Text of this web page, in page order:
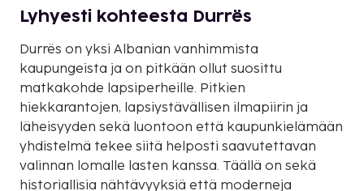
Lyhyesti kohteesta Durrës
Durrës on yksi Albanian vanhimmista
kaupungeista ja on pitkään ollut suosittu
matkakohde lapsiperheille. Pitkien
hiekkarantojen, lapsiystävällisen ilmapiirin ja
läheisyyden sekä luontoon että kaupunkielämään
yhdistelmä tekee siitä helposti saavutettavan
valinnan lomalle lasten kanssa. Täällä on sekä
historiallisia nähtävyyksiä että moderneja